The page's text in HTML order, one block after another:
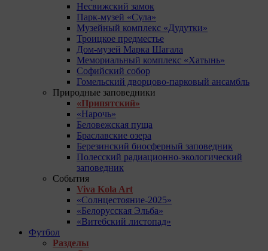
Несвижский замок
Парк-музей «Сула»
Музейный комплекс «Дудутки»
Троицкое предместье
Дом-музей Марка Шагала
Мемориальный комплекс «Хатынь»
Софийский собор
Гомельский дворцово-парковый ансамбль
Природные заповедники
«Припятский»
«Нарочь»
Беловежская пуща
Браславские озера
Березинский биосферный заповедник
Полесский радиационно-экологический
заповедник
События
Viva Kola Art
«Солнцестояние-2025»
«Белорусская Эльба»
«Витебский листопад»
Футбол
Разделы